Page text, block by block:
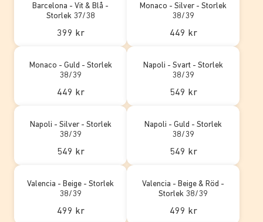
Barcelona - Vit & Blå -
Storlek 37/38
399 kr
Monaco - Silver - Storlek
38/39
449 kr
Monaco - Guld - Storlek
38/39
449 kr
Napoli - Svart - Storlek
38/39
549 kr
Napoli - Silver - Storlek
38/39
549 kr
Napoli - Guld - Storlek
38/39
549 kr
Valencia - Beige - Storlek
38/39
499 kr
Valencia - Beige & Röd -
Storlek 38/39
499 kr